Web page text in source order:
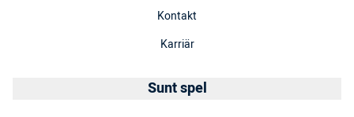
Kontakt
Karriär
Sunt spel